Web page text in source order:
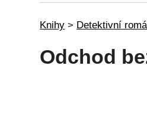
Knihy > Detektivní
Odchod